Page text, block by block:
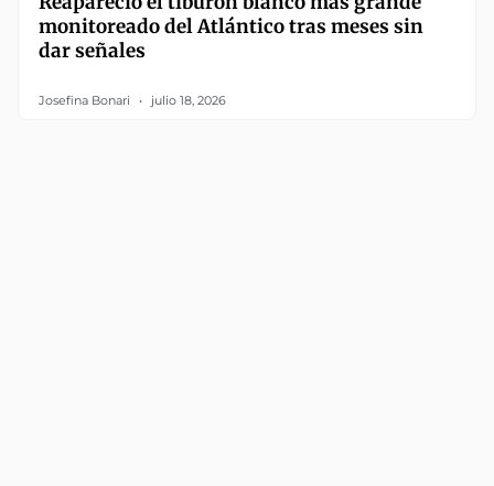
monitoreado del Atlántico tras meses sin
dar señales
Josefina Bonari julio 18, 2026